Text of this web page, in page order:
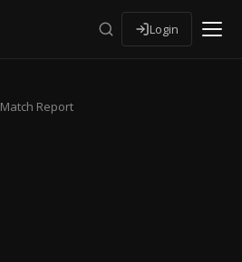
Login
Match Report